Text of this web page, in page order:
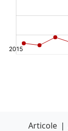
Articole |